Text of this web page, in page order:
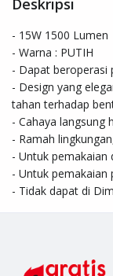
Deskripsi
- 15W 1500 Lumen
- Warna : PUTIH
- Dapat beroperasi
- Design yang
tahan terhadap
- Cahaya langsung
- Ramah
- Untuk pemakaian
- Untuk
- Tidak dapat di Dim